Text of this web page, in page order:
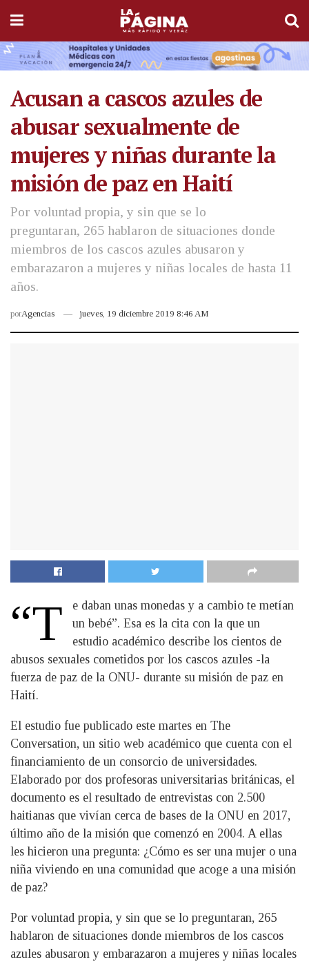
Acusan a cascos azules de
abusar sexualmente de
mujeres y niñas durante la
misión de paz en Haití
Por voluntad propia, y sin que se lo
preguntaran, 265 hablaron de situaciones donde
miembros de los cascos azules abusaron y
embarazaron a mujeres y niñas locales de hasta 11
años.
porAgencias jueves, 19 diciembre 2019 8:46 AM
“T
e daban unas monedas y a cambio te metían
un bebé”. Esa es la cita con la que un
estudio académico describe los cientos de
abusos sexuales cometidos por los cascos azules -la
fuerza de paz de la ONU- durante su misión de paz en
Haití.
El estudio fue publicado este martes en The
Conversation, un sitio web académico que cuenta con el
financiamiento de un consorcio de universidades.
Elaborado por dos profesoras universitarias británicas, el
documento es el resultado de entrevistas con 2.500
haitianas que vivían cerca de bases de la ONU en 2017,
último año de la misión que comenzó en 2004. A ellas
les hicieron una pregunta: ¿Cómo es ser una mujer o una
niña viviendo en una comunidad que acoge a una misión
de paz?
Por voluntad propia, y sin que se lo preguntaran, 265
hablaron de situaciones donde miembros de los cascos
azules abusaron y embarazaron a mujeres y niñas locales